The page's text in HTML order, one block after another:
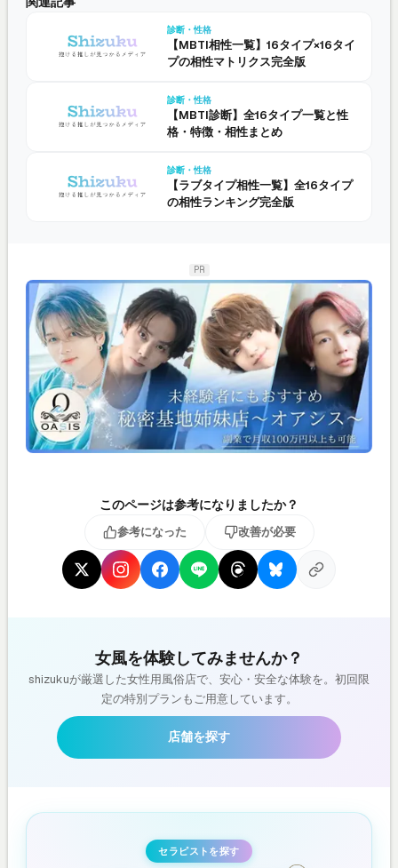
診断・性格
【MBTI相性一覧】16タイプ×16タイ
プの相性マトリクス完全版
診断・性格
【MBTI診断】全16タイプ一覧と性
格・特徴・相性まとめ
診断・性格
【ラブタイプ相性一覧】全16タイプ
の相性ランキング完全版
PR
このページは参考になりましたか？
参考になった 改善が必要
女風を体験してみませんか？
shizukuが厳選した女性用風俗店で、安心・安全な体験を。初回限
定の特別プランもご用意しています。
店舗を探す
セラピストを探す